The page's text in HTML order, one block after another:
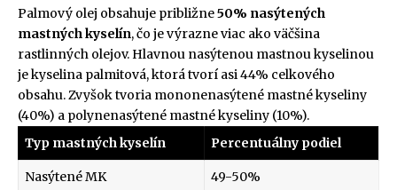
Palmový olej obsahuje približne50% nasýtených
mastných kyselín, čo je výrazne viac ako väčšina
rastlinných olejov. Hlavnou nasýtenou mastnou kyselinou
je kyselina palmitová, ktorá tvorí asi 44% celkového
obsahu. Zvyšok tvoria mononenasýtené mastné kyseliny
(40%) a polynenasýtené mastné kyseliny (10%).
Typ mastných kyselín
Percentuálny podiel
Nasýtené MK 49-50%